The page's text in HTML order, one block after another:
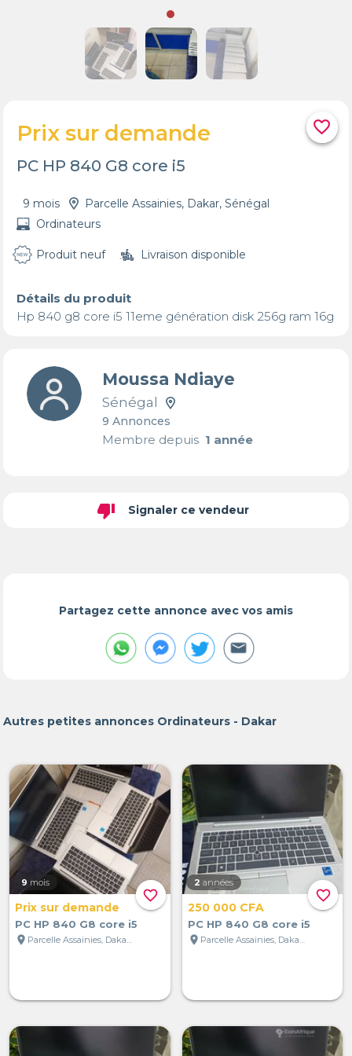
favorite_border
Prix sur demande
PC HP 840 G8 core i5
9 mois
Parcelle Assainies, Dakar, Sénégal
Ordinateurs
Produit neuf Livraison disponible
Détails du produit
Hp 840 g8 core i5 11eme génération disk 256g ram 16g
Moussa Ndiaye
Sénégal
9 Annonces
Membre depuis1 année
thumb_down Signaler ce vendeur
Partagez cette annonce avec vos amis
Autres petites annonces Ordinateurs - Dakar
favorite_border
9 mois
Prix sur demande
PC HP 840 G8 core i5
location_on
favorite_border
2 années
250 000 CFA
PC HP 840 G8 core i5
location_on